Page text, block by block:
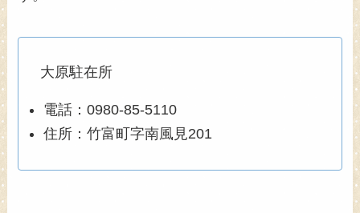
大原駐在所
電話：0980-85-5110
住所：竹富町字南風見201